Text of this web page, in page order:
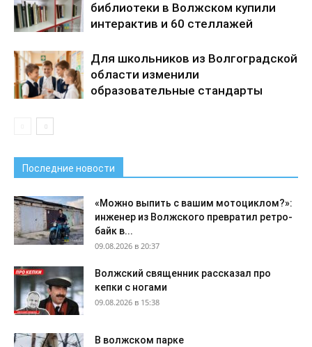
библиотеки в Волжском купили
интерактив и 60 стеллажей
Для школьников из Волгоградской
области изменили
образовательные стандарты
Последние новости
«Можно выпить с вашим мотоциклом?»:
инженер из Волжского превратил ретро-
байк в...
09.08.2026 в 20:37
Волжский священник рассказал про
кепки с ногами
09.08.2026 в 15:38
В волжском парке